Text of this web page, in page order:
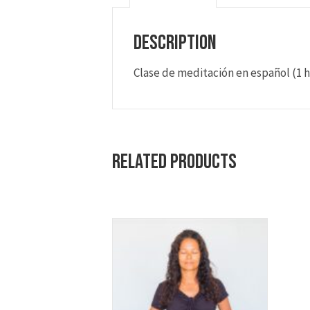
Description
Clase de meditación en español (1
Related products